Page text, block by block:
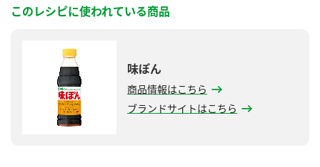
このレシピに使われている商品
味ぽん
商品情報はこちら
ブランドサイトはこちら